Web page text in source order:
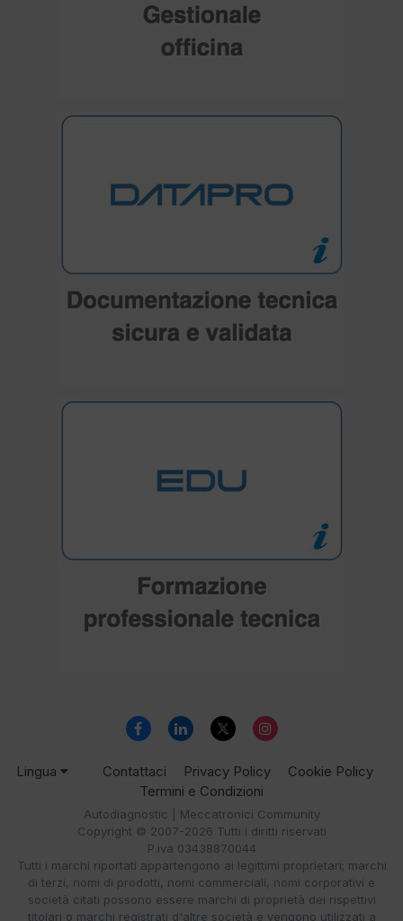
Lingua Contattaci Privacy Policy
Cookie Policy
Termini e Condizioni
Autodiagnostic | Meccatronici Community
Copyright © 2007-2026 Tutti i diritti riservati
P.iva 03438870044
Tutti i marchi riportati appartengono ai legittimi proprietari; marchi
di terzi, nomi di prodotti, nomi commerciali, nomi corporativi e
società citati possono essere marchi di proprietà dei rispettivi
titolari o marchi registrati d'altre società e vengono utilizzati a